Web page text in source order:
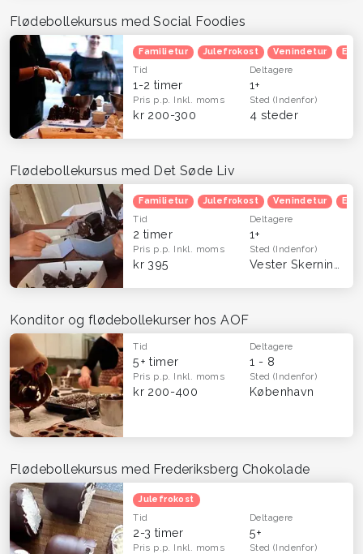
Flødebollekursus med Social Foodies
Familietur Julefrokost Venindetur
Tid
1-2 timer
Deltagere
1+
Pris p.p. Inkl. moms
kr 200-300
Sted(Indenfor)
4 steder
Flødebollekursus med Det Søde Liv
Familietur Julefrokost Venindetur
Tid
2 timer
Deltagere
1+
Pris p.p. Inkl. moms
kr 395
Sted(Indenfor)
Konditor og flødebollekurser hos AOF
Tid
5+ timer
Deltagere
1 - 8
Pris p.p. Inkl. moms
kr 200-400
Sted(Indenfor)
København
Flødebollekursus med Frederiksberg Chokolade
Julefrokost
Tid
2-3 timer
Deltagere
5+
Pris p.p. Inkl. moms Sted(Indenfor)